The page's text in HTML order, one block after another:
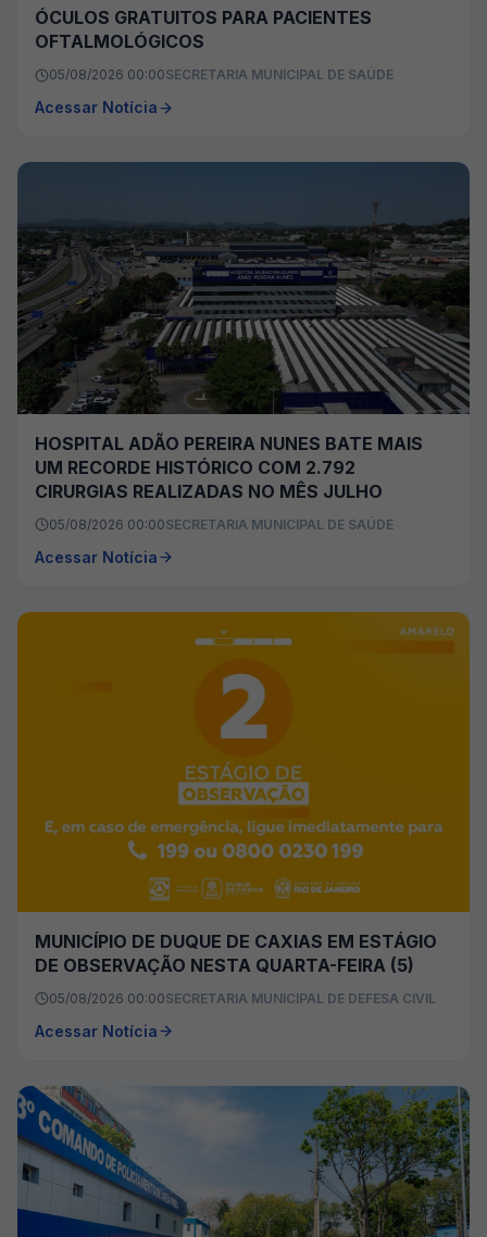
ÓCULOS GRATUITOS PARA PACIENTES
OFTALMOLÓGICOS
05/08/2026 00:00SECRETARIA MUNICIPAL DE SAÚDE
Acessar Notícia
HOSPITAL ADÃO PEREIRA NUNES BATE MAIS
UM RECORDE HISTÓRICO COM 2.792
CIRURGIAS REALIZADAS NO MÊS JULHO
05/08/2026 00:00SECRETARIA MUNICIPAL DE SAÚDE
Acessar Notícia
MUNICÍPIO DE DUQUE DE CAXIAS EM ESTÁGIO
DE OBSERVAÇÃO NESTA QUARTA-FEIRA (5)
05/08/2026 00:00SECRETARIA MUNICIPAL DE DEFESA CIVIL
Acessar Notícia